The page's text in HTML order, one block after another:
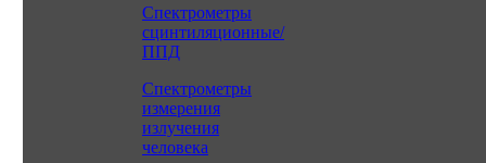
Спектрометры
сцинтиляционные/
ППД
Спектрометры
измерения
излучения
человека